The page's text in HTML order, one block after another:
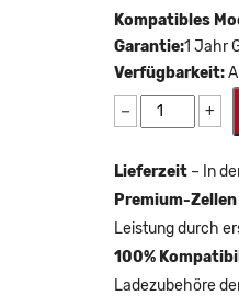
Kompatibles
Garantie:1 Jahr
Verfügbarkeit:
− +
Lieferzeit – In
Premium-
Leistung durch
100%
Ladezubehöre